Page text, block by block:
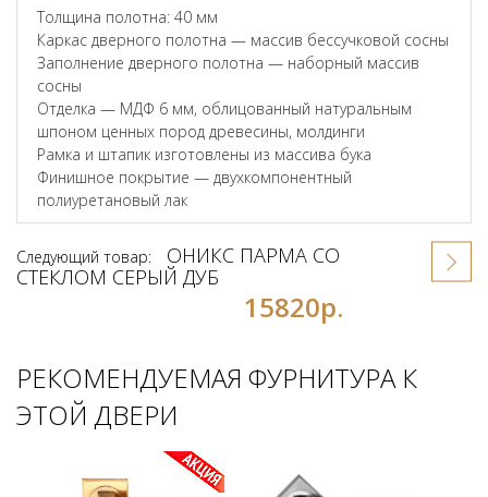
Толщина полотна: 40 мм
Каркас дверного полотна — массив бессучковой сосны
Заполнение дверного полотна — наборный массив
сосны
Отделка — МДФ 6 мм, облицованный натуральным
шпоном ценных пород древесины, молдинги
Рамка и штапик изготовлены из массива бука
Финишное покрытие — двухкомпонентный
полиуретановый лак
Следующий товар:
ОНИКС ПАРМА СО
СТЕКЛОМ СЕРЫЙ ДУБ
15820р.
РЕКОМЕНДУЕМАЯ ФУРНИТУРА К
ЭТОЙ ДВЕРИ